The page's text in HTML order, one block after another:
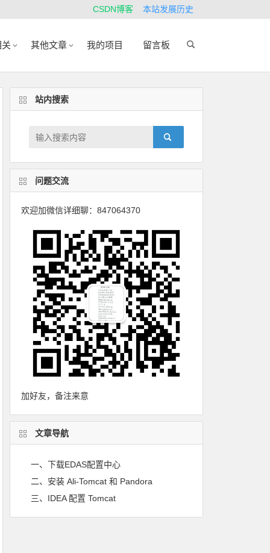
CSDN博客 本站发展历史
其他文章 我的项目 留言板
站内搜索
问题交流
欢迎加微信详细聊：847064370
加好友，备注来意
文章导航
一、下载EDAS配置中心
二、安装 Ali-Tomcat 和 Pandora
三、IDEA 配置 Tomcat